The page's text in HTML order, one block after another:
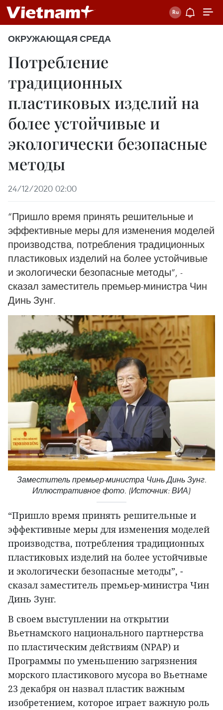
ОКРУЖАЮЩАЯ СРЕДА
Потребление
традиционных
пластиковых изделий на
более устойчивые и
экологически безопасные
методы
24/12/2020 02:00
“Пришло время принять решительные и
эффективные меры для изменения моделей
производства, потребления традиционных
пластиковых изделий на более устойчивые
и экологически безопасные методы”, -
сказал заместитель премьер-министра Чин
Динь Зунг.
Заместитель премьер-министра Чинь Динь Зунг.
Иллюстративное фото. (Источник: ВИА)
“Пришло время принять решительные и
эффективные меры для изменения моделей
производства, потребления традиционных
пластиковых изделий на более устойчивые
и экологически безопасные методы”, -
сказал заместитель премьер-министра Чин
Динь Зунг.
В своем выступлении на открытии
Вьетнамского национального партнерства
по пластическим действиям (NPAP) и
Программы по уменьшению загрязнения
морского пластикового мусора во Вьетнаме
23 декабря он назвал пластик важным
изобретением, которое играет важную роль